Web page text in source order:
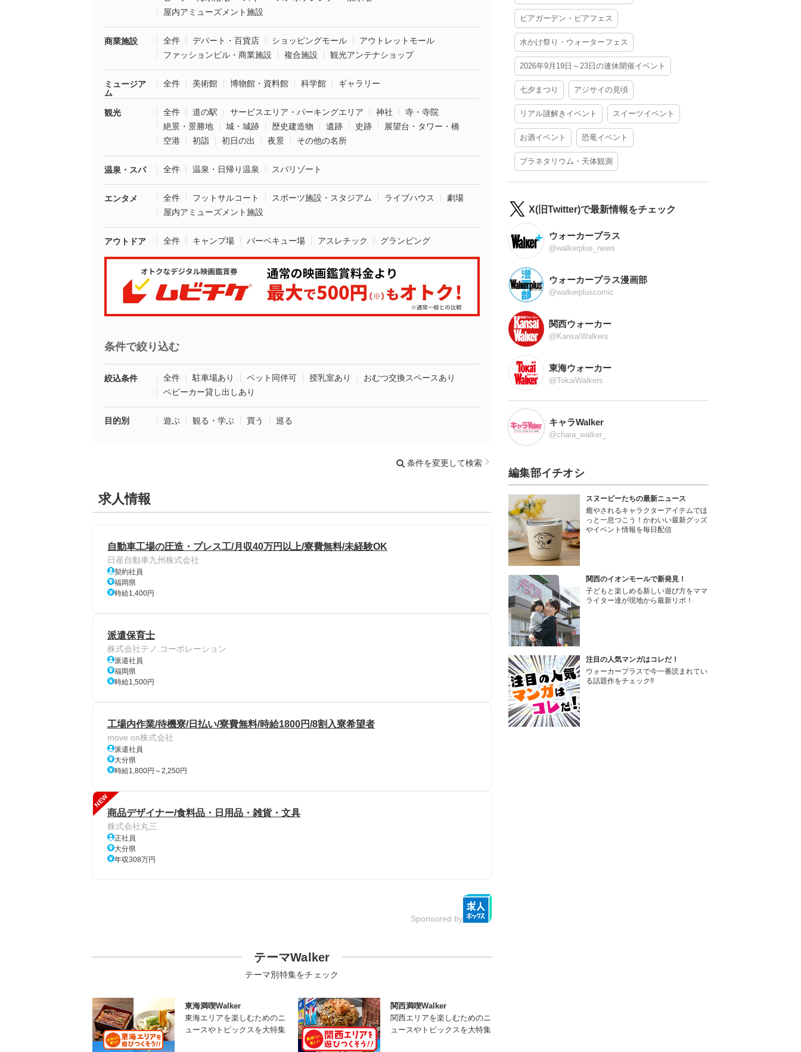
屋内アミューズメント施設
商業施設 全件 デパート・百貨店 ショッピングモール
アウトレットモール
ファッションビル・商業施設
複合施設 観光アンテナショップ
ミュージア
ム
全件 美術館 博物館・資料館 科学館 ギャラリー
観光 全件 道の駅 サービスエリア・パーキングエリア 神社
寺・寺院
絶景・景勝地
城・城跡 歴史建造物 遺跡 史跡
展望台・タワー・橋
空港
初詣 初日の出 夜景 その他の名所
温泉・スパ 全件 温泉・日帰り温泉 スパリゾート
エンタメ 全件 フットサルコート スポーツ施設・スタジアム ライブハウス
劇場
屋内アミューズメント施設
アウトドア 全件 キャンプ場 バーベキュー場 アスレチック グランピング
条件で絞り込む
絞込条件 全件 駐車場あり ペット同伴可 授乳室あり
おむつ交換スペースあり
ベビーカー貸し出しあり
目的別 遊ぶ 観る・学ぶ 買う 巡る
条件を変更して検索
求人情報
自動車工場の圧造・プレス工/月収40万円以上/寮費無料/未経験OK
日産自動車九州株式会社
契約社員
福岡県
時給1,400円
派遣保育士
株式会社テノ.コーポレーション
派遣社員
福岡県
時給1,500円
工場内作業/待機寮/日払い/寮費無料/時給1800円/8割入寮希望者
move on株式会社
派遣社員
大分県
時給1,800円～2,250円
NEW
商品デザイナー/食料品・日用品・雑貨・文具
株式会社丸三
正社員
大分県
年収308万円
Sponsored by
テーマWalker
テーマ別特集をチェック
東海満喫Walker
東海エリアを楽しむためのニ
ュースやトピックスを大特集
関西満喫Walker
関西エリアを楽しむためのニ
ュースやトピックスを大特集
ビアガーデン・ビアフェス
水かけ祭り・ウォーターフェス
2026年9月19日～23日の連休開催イベント
七夕まつり アジサイの見頃
リアル謎解きイベント スイーツイベント
お酒イベント 恐竜イベント
プラネタリウム・天体観測
X(旧Twitter)で最新情報をチェック
ウォーカープラス
@walkerplus_news
ウォーカープラス漫画部
@walkerpluscomic
関西ウォーカー
@KansaiWalkers
東海ウォーカー
@TokaiWalkers
キャラWalker
@chara_walker_
編集部イチオシ
スヌーピーたちの最新ニュース
癒やされるキャラクターアイテムでほ
っと一息つこう！かわいい最新グッズ
やイベント情報を毎日配信
関西のイオンモールで新発見！
子どもと楽しめる新しい遊び方をママ
ライター達が現地から最新リポ！
注目の人気マンガはコレだ！
ウォーカープラスで今一番読まれてい
る話題作をチェック!!